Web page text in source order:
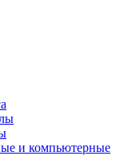
и компьютерные